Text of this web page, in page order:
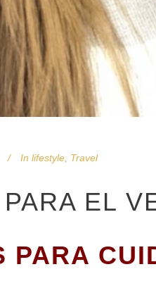
In lifestyle Travel
EL
PARA